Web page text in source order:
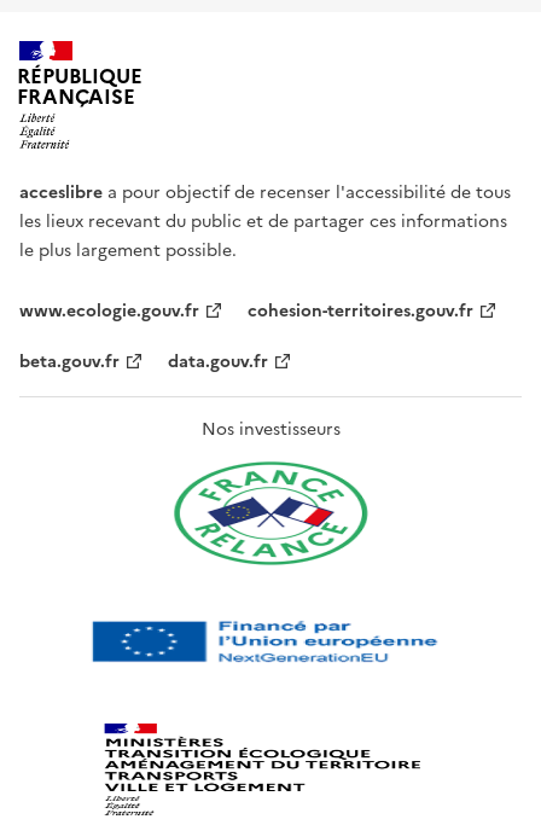
RÉPUBLIQUE
FRANÇAISE
acceslibre a pour objectif de recenser l'accessibilité de tous
les lieux recevant du public et de partager ces informations
le plus largement possible.
www.ecologie.gouv.fr
cohesion-territoires.gouv.fr
beta.gouv.fr
data.gouv.fr
Nos investisseurs